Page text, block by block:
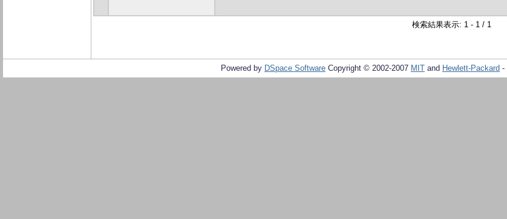
検索結果表示: 1 - 1 / 1
Powered by DSpace Software Copyright © 2002-2007 MIT and Hewlett-Packard -